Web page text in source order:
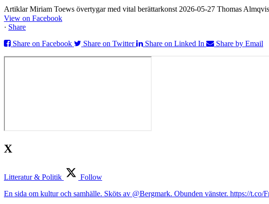
Artiklar Miriam Toews övertygar med vital berättarkonst 2026-05-27 Thomas
View on Facebook
· Share
Share on Facebook
Share on Twitter Share on Linked In Share by Email
X
Litteratur & Politik
Follow
En sida om kultur och samhälle. Sköts av @Bergmark. Obunden vänster. https://t.co/